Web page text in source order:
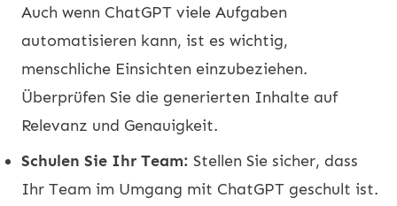
Auch wenn ChatGPT viele Aufgaben
automatisieren kann, ist es wichtig,
menschliche Einsichten einzubeziehen.
Überprüfen Sie die generierten Inhalte auf
Relevanz und Genauigkeit.
Schulen Sie Ihr Team: Stellen Sie sicher, dass
Ihr Team im Umgang mit ChatGPT geschult ist.